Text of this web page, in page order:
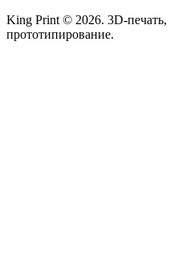
King Print © 2026. 3D-печать,
прототипирование.